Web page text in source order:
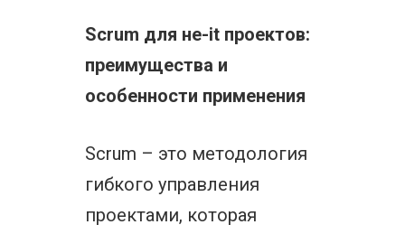
Scrum для не-it проектов:
преимущества и
особенности применения
Scrum – это методология
гибкого управления
проектами, которая